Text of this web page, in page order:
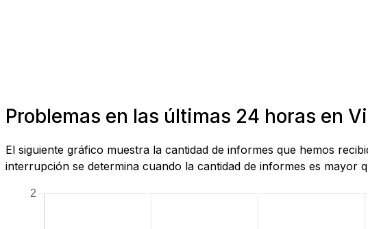
Problemas en las últimas 24 horas en
El siguiente gráfico muestra la cantidad de informes que hemos
interrupción se determina cuando la cantidad de informes es mayor